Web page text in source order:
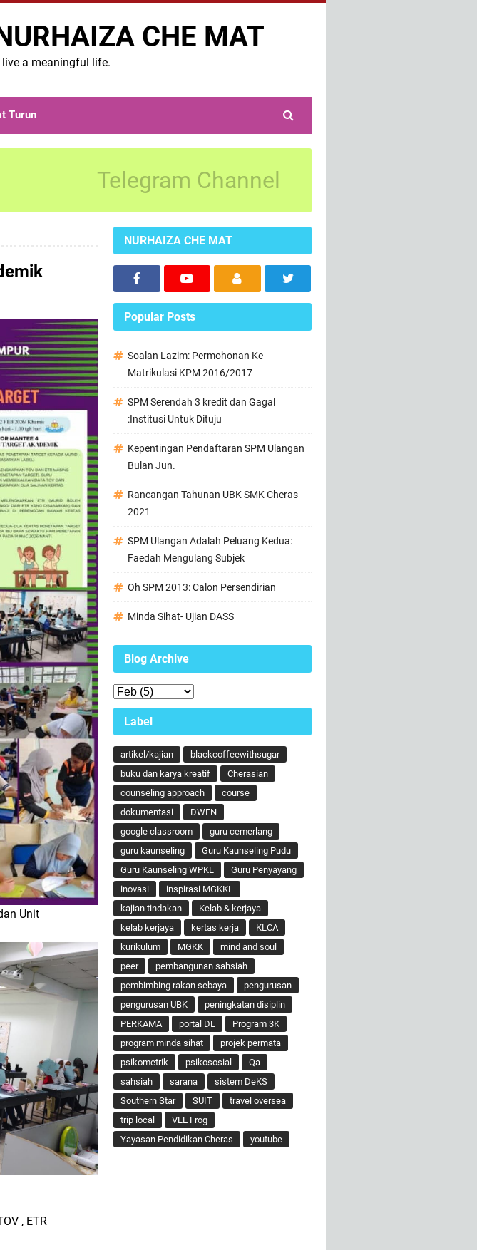
CHE MAT
a meaningful life.
Turun
Telegram Channel
Unit
, ETR
NURHAIZA CHE MAT
Popular Posts
Soalan Lazim: Permohonan Ke
Matrikulasi KPM 2016/2017
SPM Serendah 3 kredit dan Gagal
:Institusi Untuk Dituju
Kepentingan Pendaftaran SPM Ulangan
Bulan Jun.
Rancangan Tahunan UBK SMK Cheras
2021
SPM Ulangan Adalah Peluang Kedua:
Faedah Mengulang Subjek
Oh SPM 2013: Calon Persendirian
Minda Sihat- Ujian DASS
Blog Archive
Label
artikel/kajian
blackcoffeewithsugar
buku dan karya kreatif
Cherasian
counseling approach
course
dokumentasi
DWEN
google classroom
guru cemerlang
guru kaunseling
Guru Kaunseling Pudu
Guru Kaunseling WPKL
Guru Penyayang
inovasi
inspirasi MGKKL
kajian tindakan
Kelab & kerjaya
kelab kerjaya
kertas kerja
KLCA
kurikulum
MGKK
mind and soul
peer
pembangunan sahsiah
pembimbing rakan sebaya
pengurusan
pengurusan UBK
peningkatan disiplin
PERKAMA
portal DL
Program 3K
program minda sihat
projek permata
psikometrik
psikososial
Qa
sahsiah
sarana
sistem DeKS
Southern Star
SUIT
travel oversea
trip local
VLE Frog
Yayasan Pendidikan Cheras
youtube